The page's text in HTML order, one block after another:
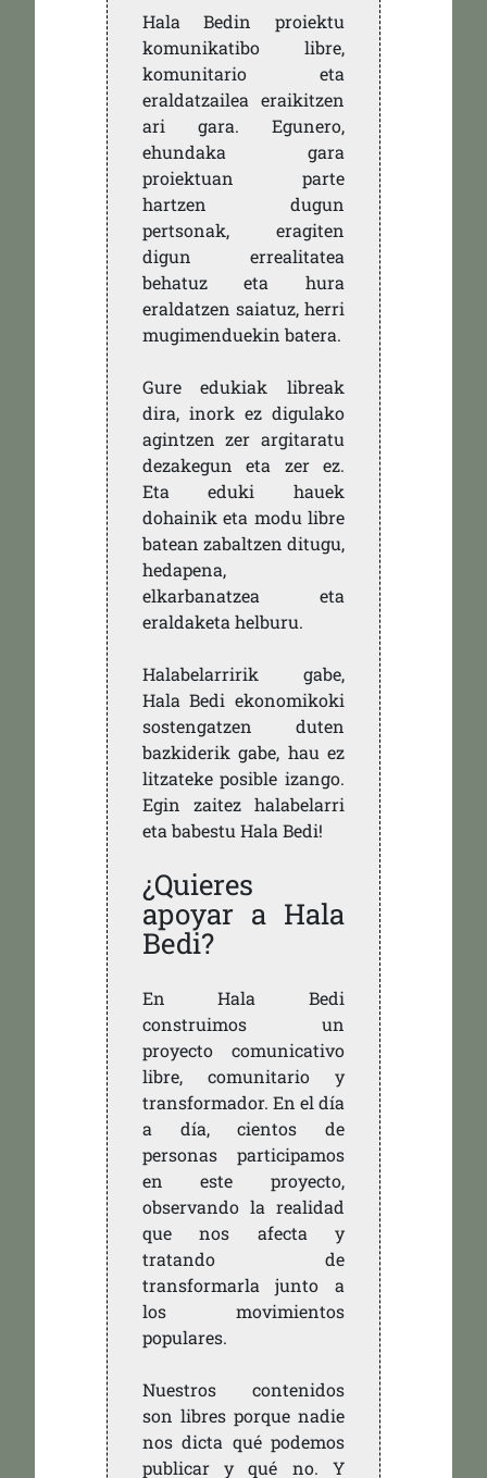
Hala Bedin proiektu
komunikatibo libre,
komunitario eta
eraldatzailea eraikitzen
ari gara. Egunero,
ehundaka gara
proiektuan parte
hartzen dugun
pertsonak, eragiten
digun errealitatea
behatuz eta hura
eraldatzen saiatuz, herri
mugimenduekin batera.
Gure edukiak libreak
dira, inork ez digulako
agintzen zer argitaratu
dezakegun eta zer ez.
Eta eduki hauek
dohainik eta modu libre
batean zabaltzen ditugu,
hedapena,
elkarbanatzea eta
eraldaketa helburu.
Halabelarririk gabe,
Hala Bedi ekonomikoki
sostengatzen duten
bazkiderik gabe, hau ez
litzateke posible izango.
Egin zaitez halabelarri
eta babestu Hala Bedi!
¿Quieres
apoyar a Hala
Bedi?
En Hala Bedi
construimos un
proyecto comunicativo
libre, comunitario y
transformador. En el día
a día, cientos de
personas participamos
en este proyecto,
observando la realidad
que nos afecta y
tratando de
transformarla junto a
los movimientos
populares.
Nuestros contenidos
son libres porque nadie
nos dicta qué podemos
publicar y qué no. Y